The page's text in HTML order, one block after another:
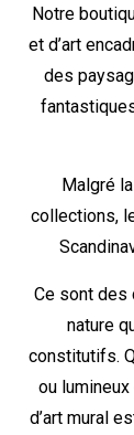
Notre
et d’art
des
Malgré
collections,
Ce sont des
nature
constitutifs.
ou
d’art mural